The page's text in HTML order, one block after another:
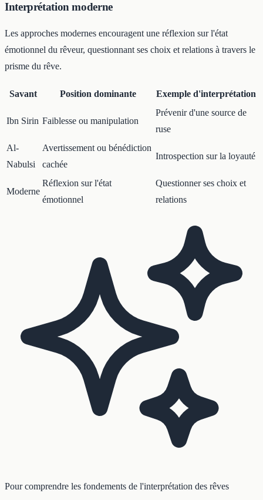
Interprétation moderne
Les approches modernes encouragent une réflexion sur l'état
émotionnel du rêveur, questionnant ses choix et relations à travers le
prisme du rêve.
Savant Position dominante Exemple d'interprétation
Ibn Sirin Faiblesse ou manipulation
Prévenir d'une source de
ruse
Al-
Nabulsi
Avertissement ou bénédiction
cachée
Introspection sur la loyauté
Moderne
Réflexion sur l'état
émotionnel
Questionner ses choix et
relations
Pour comprendre les fondements de l'interprétation des rêves